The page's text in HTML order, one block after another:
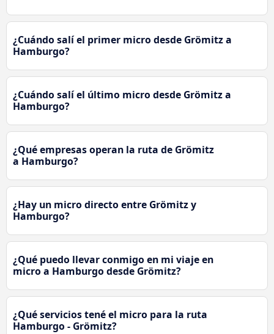
¿Cuándo salí el primer micro desde Grömitz a
Hamburgo?
¿Cuándo salí el último micro desde Grömitz a
Hamburgo?
¿Qué empresas operan la ruta de Grömitz
a Hamburgo?
¿Hay un micro directo entre Grömitz y
Hamburgo?
¿Qué puedo llevar conmigo en mi viaje en
micro a Hamburgo desde Grömitz?
¿Qué servicios tené el micro para la ruta
Hamburgo - Grömitz?